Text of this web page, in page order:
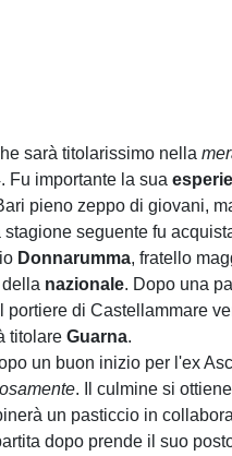
sarà titolarissimo nella
Fu importante la sua
pieno zeppo di giovani,
stagione seguente fu
Donnarumma, fratello
nazionale. Dopo una
di Castellammare
titolareGuarna.
un buon inizio per l'ex
. Il culmine si
un pasticcio in
dopo prende il suo